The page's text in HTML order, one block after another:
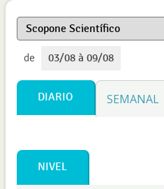
COMUNIDAD
AYUDA
PASAPORTE
JUGAR
de 03/08 à 09/08
DIARIO SEMANAL
NIVEL